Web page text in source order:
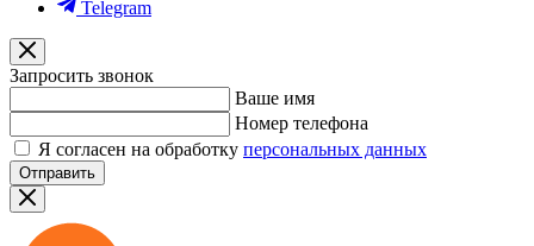
Telegram
Запросить звонок
Ваше имя
Номер телефона
Я согласен на обработку персональных данных
Отправить